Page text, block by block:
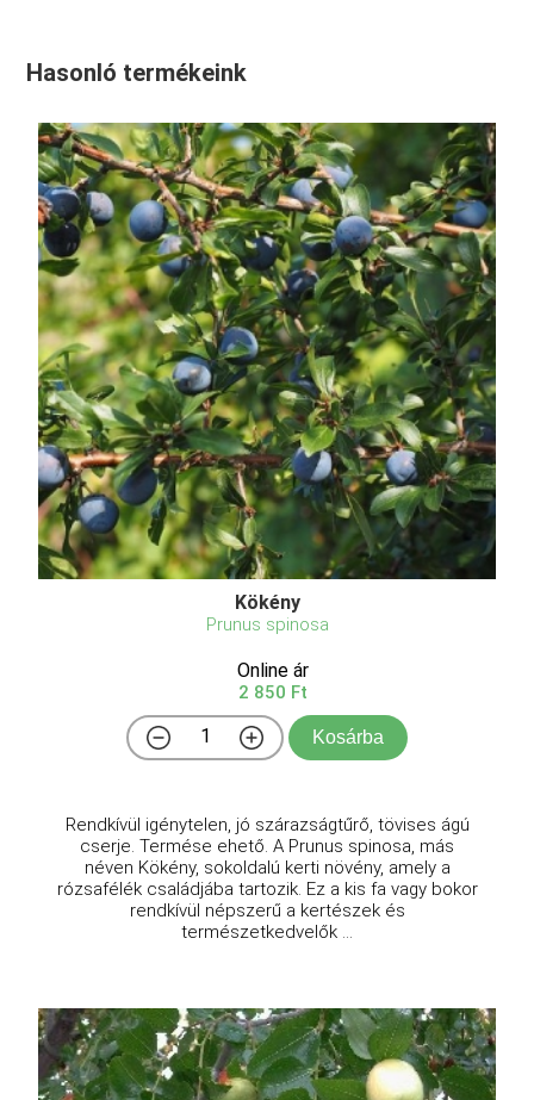
Hasonló termékeink
Kökény
Prunus spinosa
Online ár
2 850 Ft
Kosárba
Rendkívül igénytelen, jó szárazságtűrő, tövises ágú
cserje. Termése ehető. A Prunus spinosa, más
néven Kökény, sokoldalú kerti növény, amely a
rózsafélék családjába tartozik. Ez a kis fa vagy bokor
rendkívül népszerű a kertészek és
természetkedvelők ...